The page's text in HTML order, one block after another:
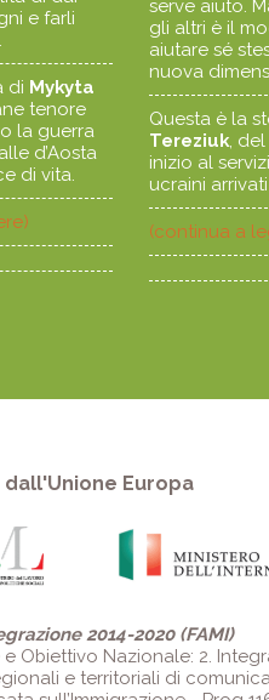
e farli
di Mykyta
tenore
la guerra
d’Aosta
di vita.
serve aiuto.
gli altri è il
aiutare sé
nuova
Questa è la
Tereziuk,
inizio al
ucraini arrivati
(continua a
Europa
2014-2020 (FAMI)
Obiettivo Nazionale: 2.
e territoriali di